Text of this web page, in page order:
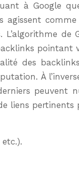
à Google
de
pointant
des
À
peuvent
liens pertinents